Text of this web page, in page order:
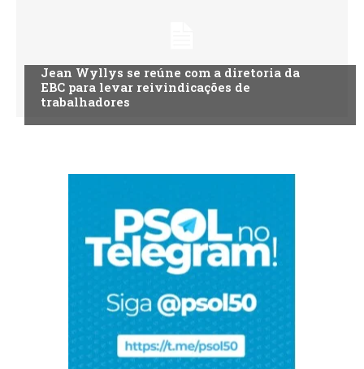
Jean Wyllys se reúne com a diretoria da
EBC para levar reivindicações de
trabalhadores